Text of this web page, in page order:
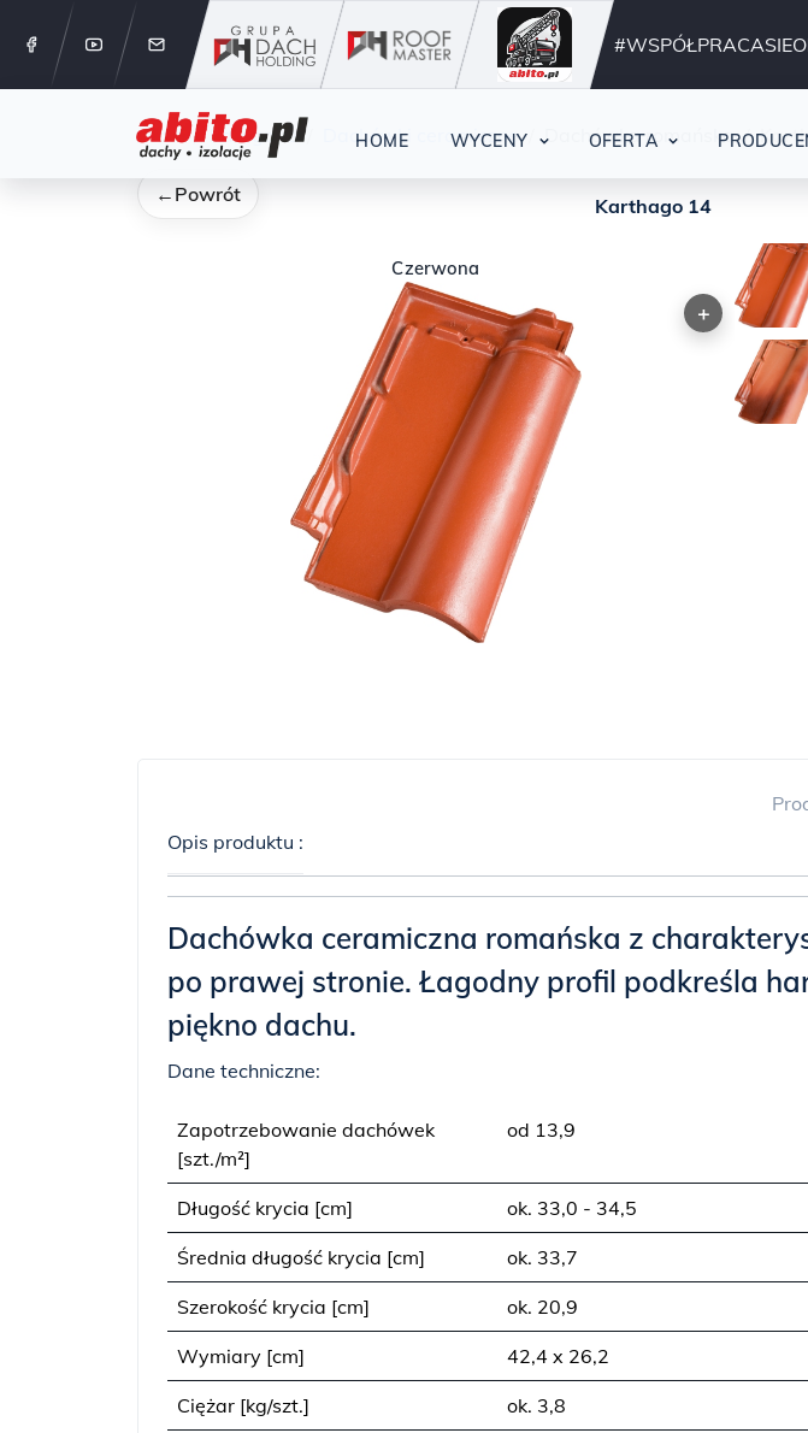
12 288 24 42
HOME WYCENY OFERTA
Start Kategorie Dachówki ceramiczne Dachówka romańska
← Powrót Karthago 14
Czerwona
+
Opis produktu :
Dachówka ceramiczna romańska z
po prawej stronie. Łagodny profil podkreśla
piękno dachu.
Dane techniczne:
Zapotrzebowanie dachówek
[szt./m²]
od 13,9
Długość krycia [cm] ok. 33,0 - 34,5
Średnia długość krycia [cm] ok. 33,7
Szerokość krycia [cm] ok. 20,9
Wymiary [cm] 42,4 x 26,2
Ciężar [kg/szt.] ok. 3,8